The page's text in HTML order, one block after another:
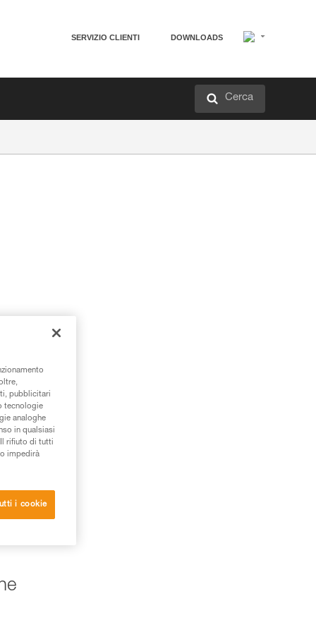
SERVIZIO CLIENTI DOWNLOADS
Cerca
pubblicitari
tecnologie
analoghe
in qualsiasi
rifiuto di tutti
impedirà
i cookie